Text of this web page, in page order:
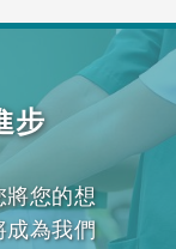
步
將您的想
成為我們